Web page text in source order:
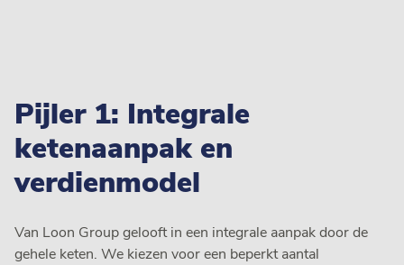
Pijler 1: Integrale
ketenaanpak en
verdienmodel
Van Loon Group gelooft in een integrale aanpak door de
gehele keten. We kiezen voor een beperkt aantal